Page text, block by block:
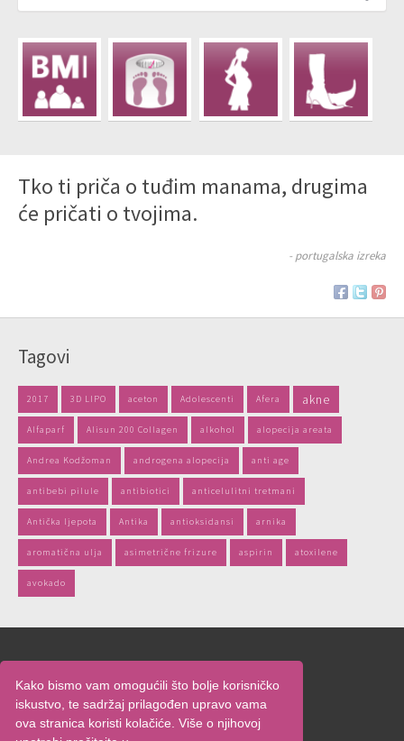
Kako bismo vam omogućili što bolje korisničko
iskustvo, te sadržaj prilagođen upravo vama
ova stranica koristi kolačiće. Više o njihovoj
Tko ti priča o tuđim manama, drugima
će pričati o tvojima.
- portugalska izreka
Tagovi
2017 3D LIPO aceton Adolescenti Afera akne
Alfaparf Alisun 200 Collagen alkohol alopecija areata
Andrea Kodžoman androgena alopecija anti age
antibebi pilule antibiotici anticelulitni tretmani
Antička ljepota Antika antioksidansi arnika
aromatična ulja asimetrične frizure aspirin atoxilene
avokado
Oglašavanje